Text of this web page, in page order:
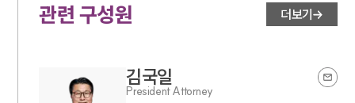
관련 구성원 더보기
김국일
President Attorney